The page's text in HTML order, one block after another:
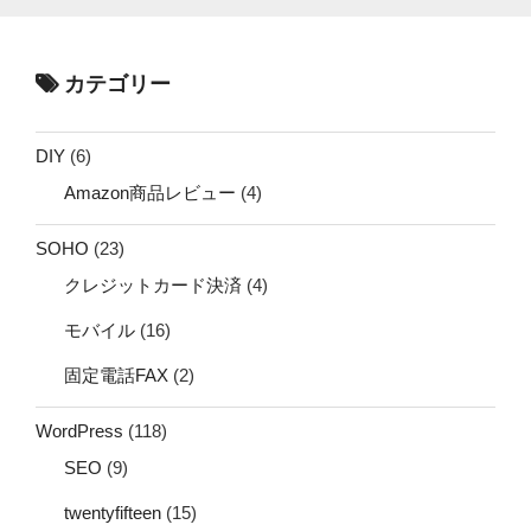
カテゴリー
DIY (6)
Amazon商品レビュー (4)
SOHO (23)
クレジットカード決済 (4)
モバイル (16)
固定電話FAX (2)
WordPress (118)
SEO (9)
twentyfifteen (15)